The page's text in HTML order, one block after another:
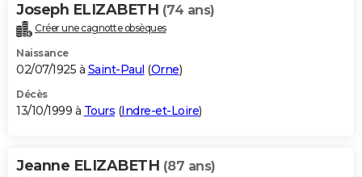
Joseph ELIZABETH (74 ans)
Créer une cagnotte obsèques
Naissance
02/07/1925 à Saint-Paul (Orne)
Décès
13/10/1999 à Tours (Indre-et-Loire)
Jeanne ELIZABETH (87 ans)